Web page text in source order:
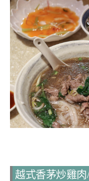
越式香茅炒雞肉